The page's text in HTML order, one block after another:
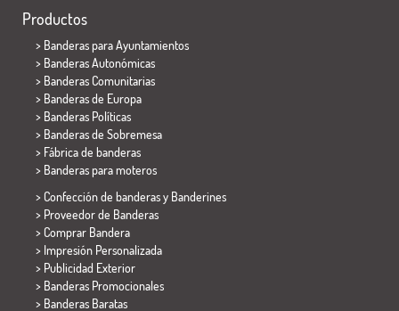
Productos
> Banderas para Ayuntamientos
> Banderas Autonómicas
> Banderas Comunitarias
> Banderas de Europa
> Banderas Políticas
> Banderas de Sobremesa
> Fábrica de banderas
> Banderas para moteros
> Confección de banderas y Banderines
> Proveedor de Banderas
> Comprar Bandera
> Impresión Personalizada
> Publicidad Exterior
> Banderas Promocionales
> Banderas Baratas